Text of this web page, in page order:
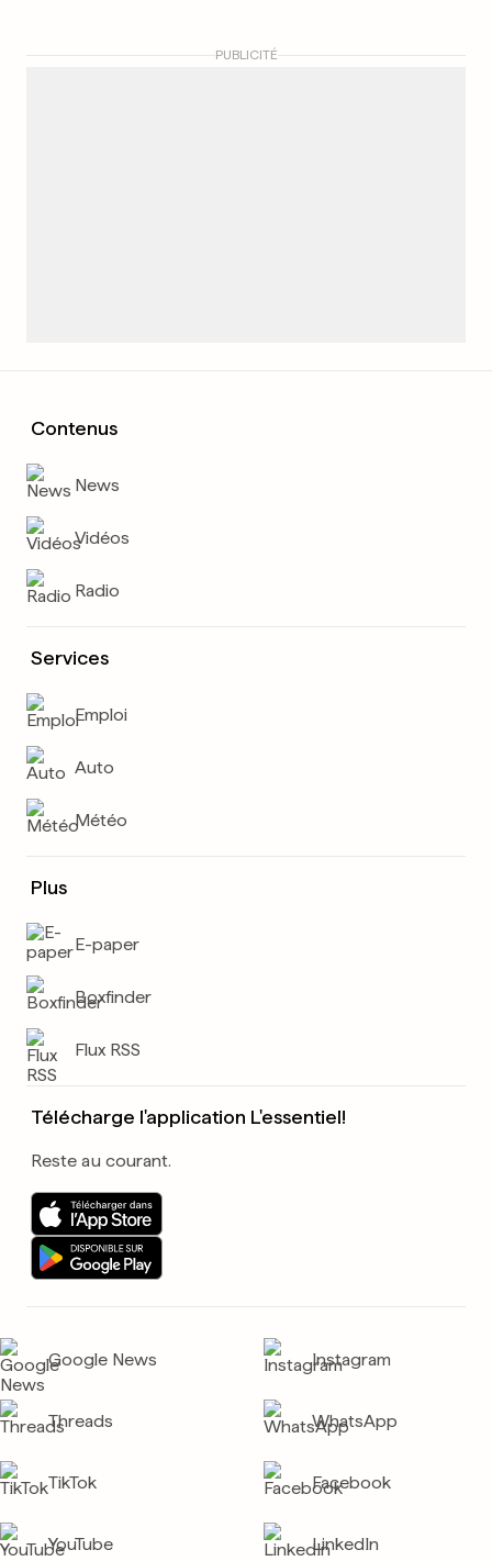
PUBLICITÉ
Contenus
News
Vidéos
Radio
Services
Emploi
Auto
Météo
Plus
E-paper
Boxfinder
Flux RSS
Télécharge l'application L'essentiel!
Reste au courant.
Google News Instagram
Threads WhatsApp
TikTok Facebook
YouTube LinkedIn